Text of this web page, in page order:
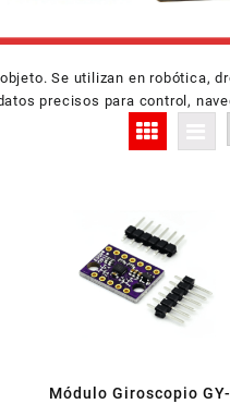
Se utilizan en robótica,
precisos para control,
Módulo Giroscopio GY-